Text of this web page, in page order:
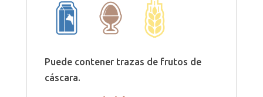
Puede contener trazas de frutos de
cáscara.